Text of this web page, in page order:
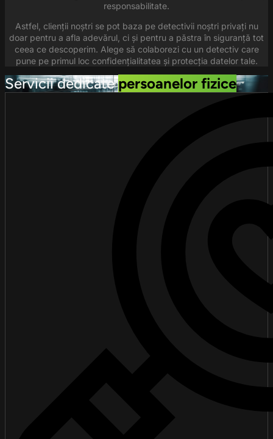
responsabilitate.
Astfel, clienții noștri se pot baza pe detectivii noștri privați nu
doar pentru a afla adevărul, ci și pentru a păstra în siguranță tot
ceea ce descoperim. Alege să colaborezi cu un detectiv care
pune pe primul loc confidențialitatea și protecția datelor tale.
Servicii dedicatepersoanelor fizice